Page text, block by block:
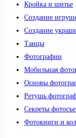
Кройка и шитье
Создание
Создание
Танцы
Фотографии
Мобильная
Основы
Ретушь
Секреты
Фотокниги и